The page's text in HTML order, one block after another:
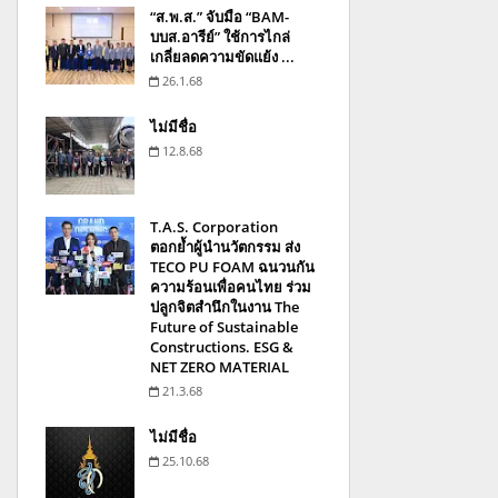
“ส.พ.ส.” จับมือ “BAM-
บบส.อารีย์” ใช้การไกล่
เกลี่ยลดความขัดแย้ง ...
26.1.68
ไม่มีชื่อ
12.8.68
T.A.S. Corporation
ตอกย้ำผู้นำนวัตกรรม ส่ง
TECO PU FOAM ฉนวนกัน
ความร้อนเพื่อคนไทย ร่วม
ปลูกจิตสำนึกในงาน The
Future of Sustainable
Constructions. ESG &
NET ZERO MATERIAL
21.3.68
ไม่มีชื่อ
25.10.68